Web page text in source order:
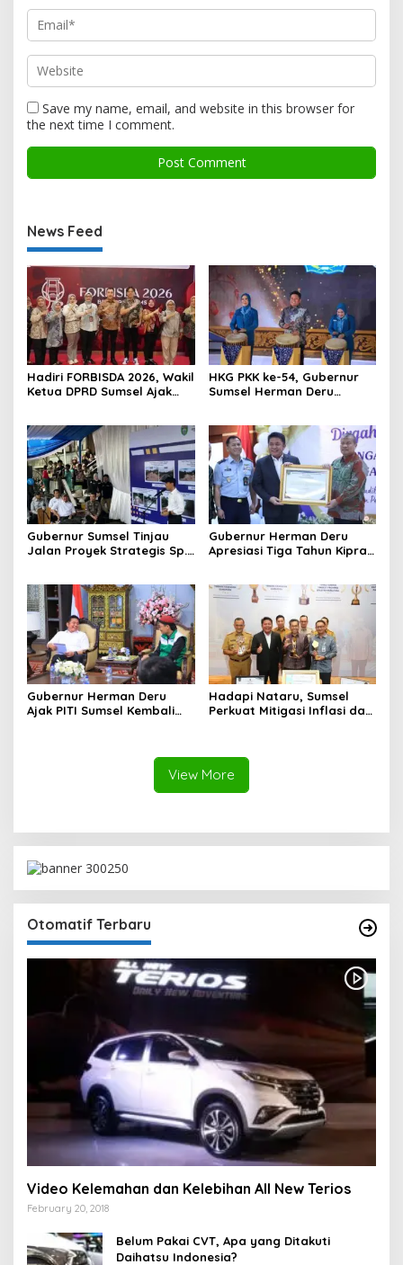
Save my name, email, and website in this browser for
the next time I comment.
News Feed
Hadiri FORBISDA 2026, Wakil
Ketua DPRD Sumsel Ajak
HKG PKK ke-54, Gubernur
Sumsel Herman Deru
Perempuan
Gubernur Sumsel Tinjau
Jalan Proyek Strategis Sp.
Gubernur Herman Deru
Apresiasi Tiga Tahun Kiprah
Negara
Gubernur Herman Deru
Ajak PITI Sumsel Kembali
Hadapi Nataru, Sumsel
Perkuat Mitigasi Inflasi dan
View More
Otomatif Terbaru
Video Kelemahan dan Kelebihan All New Terios
February 20, 2018
Belum Pakai CVT, Apa yang Ditakuti
Daihatsu Indonesia?